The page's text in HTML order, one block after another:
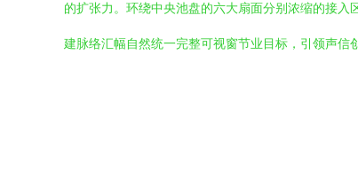
的扩张力。环绕中央池盘的六大扇面分别浓缩的接
建脉络汇幅自然统一完整可视窗节业目标，引领声信